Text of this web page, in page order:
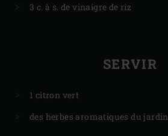
3 c. à s. de vinaigre de riz
SERVIR
1 citron vert
des herbes aromatiques du